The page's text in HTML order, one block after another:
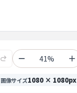
41%
画像サイズ1080 × 1080px